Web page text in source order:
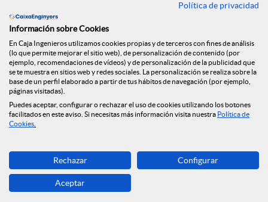
e
d
e
S
l
i
c
a
c
t
ó
n
n
o
Encuéntranos en
Blog
Descarga ahora
Banca MOBILE
© Grupo Caja Ingenieros 2026
Política de privacidad
Información sobre Cookies
En Caja Ingenieros utilizamos cookies propias y de terceros con fines de análisis
(lo que permite mejorar el sitio web), de personalización de contenido (por
ejemplo, recomendaciones de vídeos) y de personalización de la publicidad que
se te muestra en sitios web y redes sociales. La personalización se realiza sobre la
base de un perfil elaborado a partir de tus hábitos de navegación (por ejemplo,
páginas visitadas).
Puedes aceptar, configurar o rechazar el uso de cookies utilizando los botones
facilitados en este aviso. Si necesitas más información visita nuestra Política de
Cookies
Rechazar Configurar
Aceptar